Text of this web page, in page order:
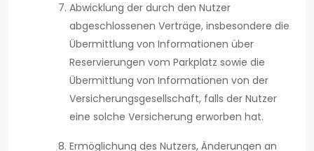
Abwicklung der durch den Nutzer
abgeschlossenen Verträge, insbesondere die
Übermittlung von Informationen über
Reservierungen vom Parkplatz sowie die
Übermittlung von Informationen von der
Versicherungsgesellschaft, falls der Nutzer
eine solche Versicherung erworben hat.
Ermöglichung des Nutzers, Änderungen an